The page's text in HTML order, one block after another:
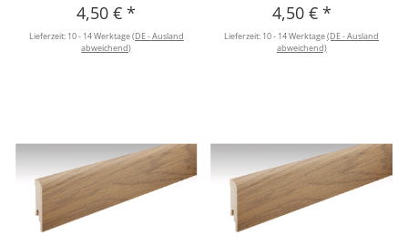
4,50 €*
Lieferzeit: 10 - 14 Werktage(DE - Ausland
abweichend)
4,50 € *
Lieferzeit: 10 - 14 Werktage(DE - Ausland
abweichend)